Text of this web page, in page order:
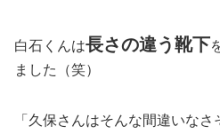
白石くんは長さの違う靴下
ました（笑）
「久保さんはそんな間違いな